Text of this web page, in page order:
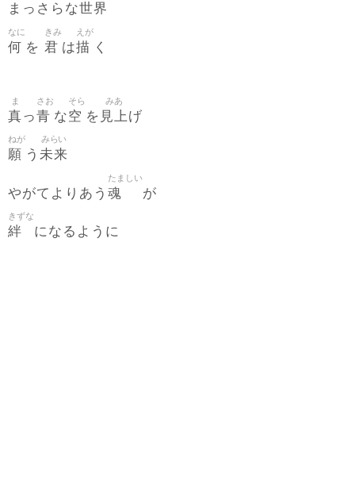
まっさらな世界
何
なに
を 君
きみ
は描
えが
く
真
ま
っ青
さお
な空
そら
を 見上
みあ
げ
願
ねが
う 未来
みらい
やがてよりあう 魂
たましい
が
絆
きずな
になるように